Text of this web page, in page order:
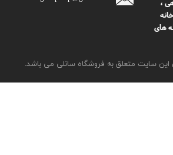
،
های
سایت متعلق به فروشگاه سانلی می باشد.